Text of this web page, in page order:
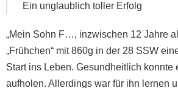
Ein unglaublich toller Erfolg
„Mein Sohn F…, inzwischen 12 Jahre
„Frühchen“ mit 860g in der 28 SSW
Start ins Leben. Gesundheitlich konnte
aufholen. Allerdings war für ihn lernen